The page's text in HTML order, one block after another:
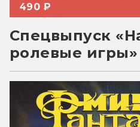
490 ₽
Спецвыпуск
ролевые игры»